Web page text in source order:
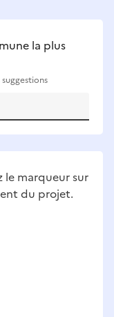
la plus
le marqueur sur
du projet.